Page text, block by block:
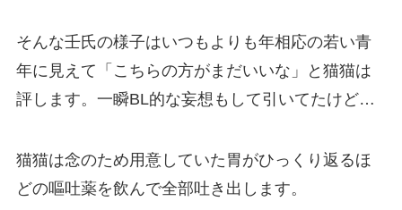
そんな壬氏の様子はいつもよりも年相応の若い青
年に見えて 「こちらの方がまだいいな」
と猫猫は
評します。 一瞬BL的な妄想もして引いてたけど…
猫猫は念のため用意していた胃がひっくり返るほ
どの嘔吐薬を飲んで全部吐き出します。